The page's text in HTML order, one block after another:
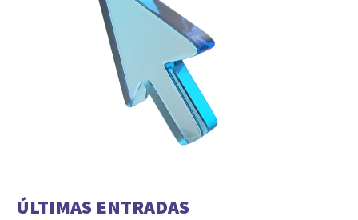
ÚLTIMAS ENTRADAS